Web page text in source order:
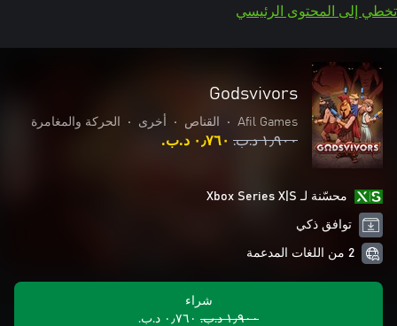
تخطي إلى المحتوى الرئيسي
Godsvivors
Afil Games
• القناص • أخرى • الحركة والمغامرة
١٫٩٠٠ د.ب.‏ ٠٫٧٦٠ د.ب.‏
محسّنة لـ Xbox Series X|S
توافق ذكي
2 من اللغات المدعمة
شراء
١٫٩٠٠ د.ب.‏
٠٫٧٦٠ د.ب.‏